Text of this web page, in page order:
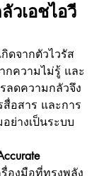
วเอชไอวี
ดจากตัวไวรัส
กความไม่รู้ และ
ลดความกลัวจึง
อสาร และการ
ย่างเป็นระบบ
องมือที่ทรงพลัง